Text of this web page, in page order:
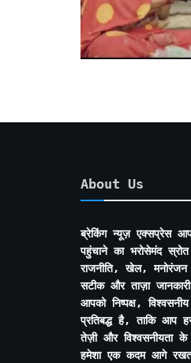
About Us
ब्रेकिंग न्यूज़ एक्सप्रेस
पहुंचाने का भरोसेमंद
राजनीति, खेल, मनोरंजन
सटीक और ताज़ा
आपको निष्पक्ष,
प्रतिबद्ध है, ताकि आप
तेज़ी और विश्वसनीयता
हमेशा एक कदम आगे